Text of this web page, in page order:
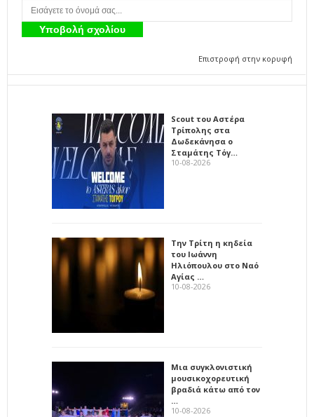
Επιστροφή στην κορυφή
Scout του Αστέρα
Τρίπολης στα
Δωδεκάνησα ο
Σταμάτης Τόγ…
10-08-2026
Την Τρίτη η κηδεία
του Ιωάννη
Ηλιόπουλου στο Ναό
Αγίας …
10-08-2026
Μια συγκλονιστική
μουσικοχορευτική
βραδιά κάτω από τον
…
10-08-2026